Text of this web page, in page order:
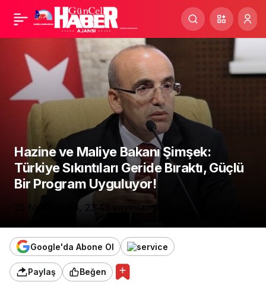
Hazine ve Maliye Bakanı Şimşek:
Türkiye Sıkıntıları Geride Bıraktı, Güçlü
Bir Program Uyguluyor!
25 Nisan 2024, 23:43 yayınlandı
Google'da Abone Ol
Paylaş Beğen
YRP’den
Cumhurbaşkanı
Erdoğan’ın Çay
Davetinde Fatih
Erbakan’ın Eksikliğine
Gönderme…
Paylaş